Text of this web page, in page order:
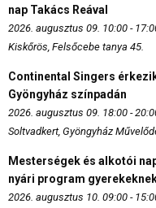
nap Takács Reával
2026. augusztus 09. 10:00 -
Kiskőrös, Felsőcebe tanya 45.
Continental Singers
Gyöngyház színpadán
2026. augusztus 09. 18:00 -
Soltvadkert, Gyöngyház
Mesterségek és alkotói
nyári program
2026. augusztus 10. 09:00 -